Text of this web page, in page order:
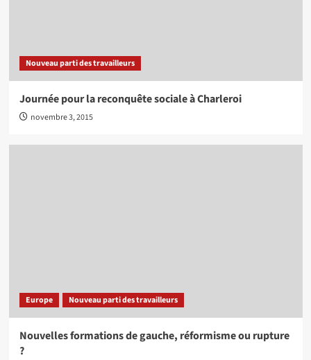
Nouveau parti des travailleurs
Journée pour la reconquête sociale à Charleroi
novembre 3, 2015
Europe Nouveau parti des travailleurs
Nouvelles formations de gauche, réformisme ou rupture
?